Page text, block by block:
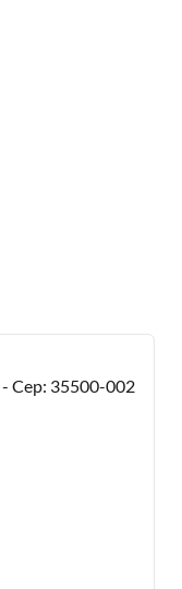
- Cep: 35500-002